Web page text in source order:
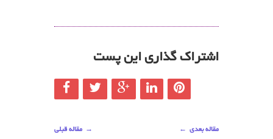
اشتراک گذاری این پست
→ مقاله قبلی مقاله بعدی ←